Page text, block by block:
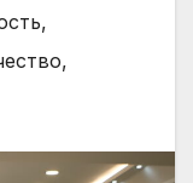
,
,